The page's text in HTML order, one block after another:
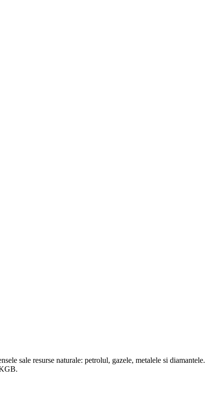
sale resurse naturale: petrolul, gazele, metalele si diamantele.